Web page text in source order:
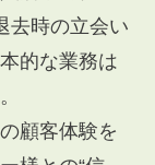
去時の立会い
的な業務は
顧客体験を